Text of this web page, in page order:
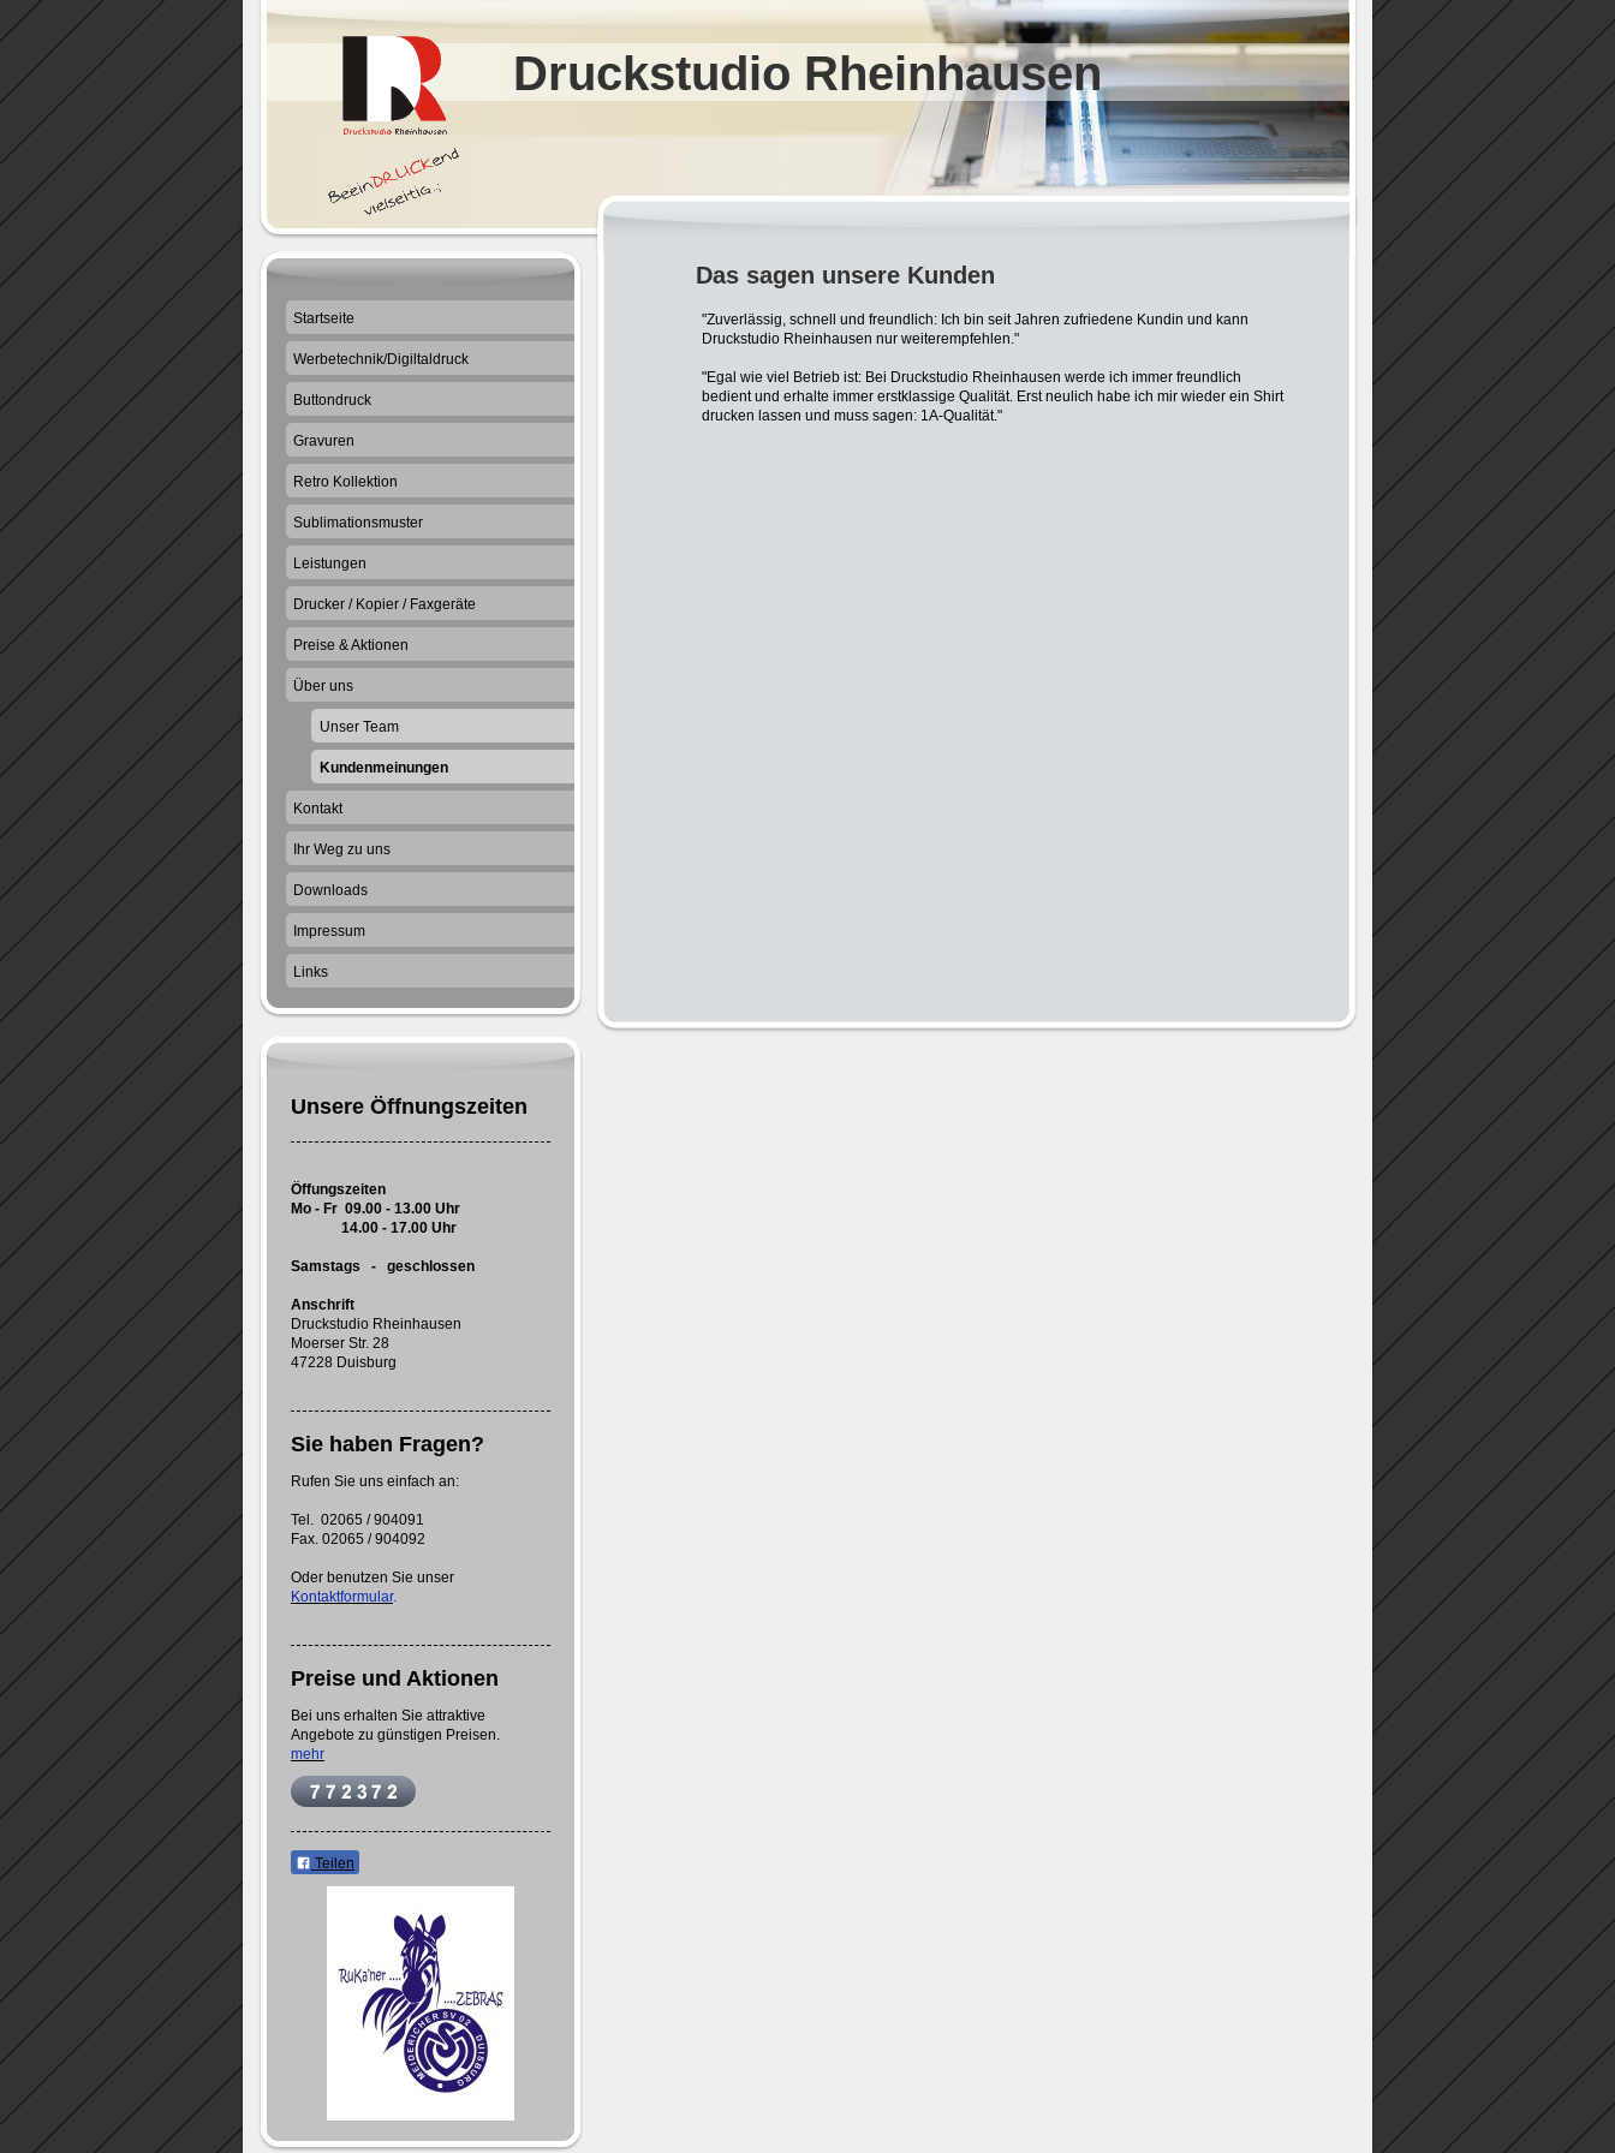
Druckstudio Rheinhausen
Das sagen unsere Kunden
"Zuverlässig, schnell und freundlich: Ich bin seit Jahren zufriedene Kundin und kann
Druckstudio Rheinhausen nur weiterempfehlen."
"Egal wie viel Betrieb ist: Bei Druckstudio Rheinhausen werde ich immer freundlich
bedient und erhalte immer erstklassige Qualität. Erst neulich habe ich mir wieder ein Shirt
drucken lassen und muss sagen: 1A-Qualität."
Startseite
Werbetechnik/Digiltaldruck
Buttondruck
Gravuren
Retro Kollektion
Sublimationsmuster
Leistungen
Drucker / Kopier / Faxgeräte
Preise & Aktionen
Über uns
Unser Team
Kundenmeinungen
Kontakt
Ihr Weg zu uns
Downloads
Impressum
Links
Unsere Öffnungszeiten
Öffungszeiten
Mo - Fr 09.00 - 13.00 Uhr
14.00 - 17.00 Uhr
Samstags - geschlossen
Anschrift
Druckstudio Rheinhausen
Moerser Str. 28
47228 Duisburg
Sie haben Fragen?
Rufen Sie uns einfach an:
Tel. 02065 / 904091
Fax. 02065 / 904092
Oder benutzen Sie unser
Kontaktformular.
Preise und Aktionen
Bei uns erhalten Sie attraktive
Angebote zu günstigen Preisen.
mehr
Teilen